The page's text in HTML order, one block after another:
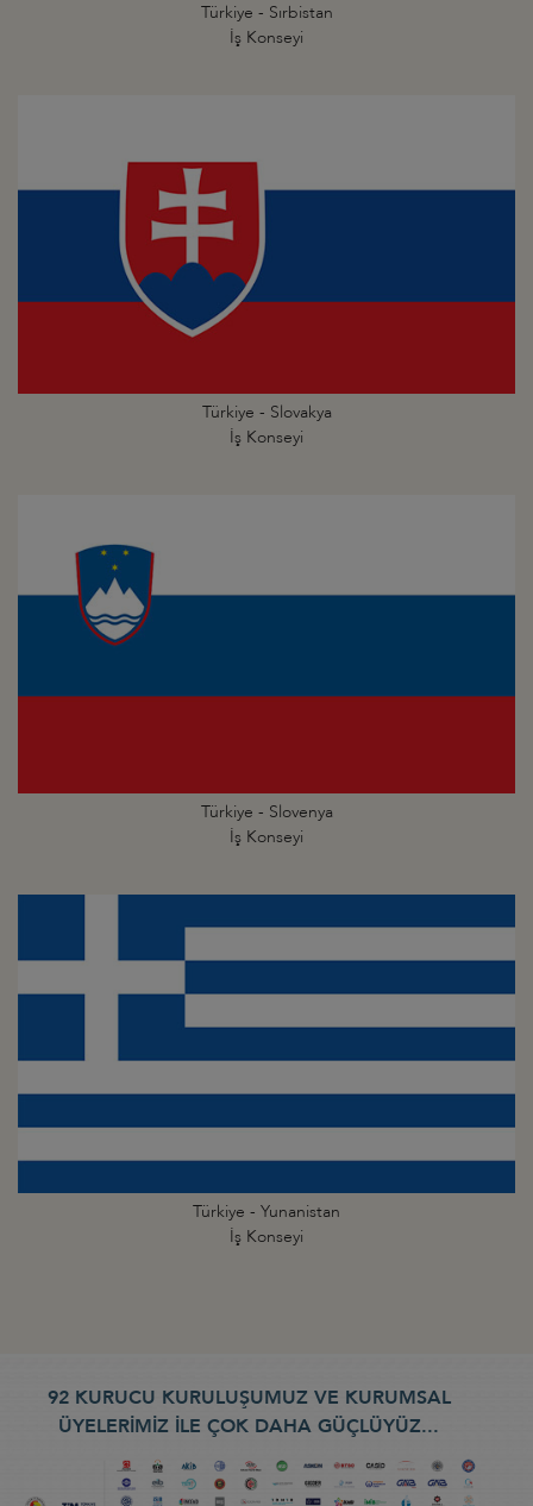
Türkiye - Sırbistan
İş Konseyi
Türkiye - Slovakya
İş Konseyi
Türkiye - Slovenya
İş Konseyi
Türkiye - Yunanistan
İş Konseyi
92 KURUCU KURULUŞUMUZ VE KURUMSAL
ÜYELERİMİZ İLE ÇOK DAHA GÜÇLÜYÜZ...